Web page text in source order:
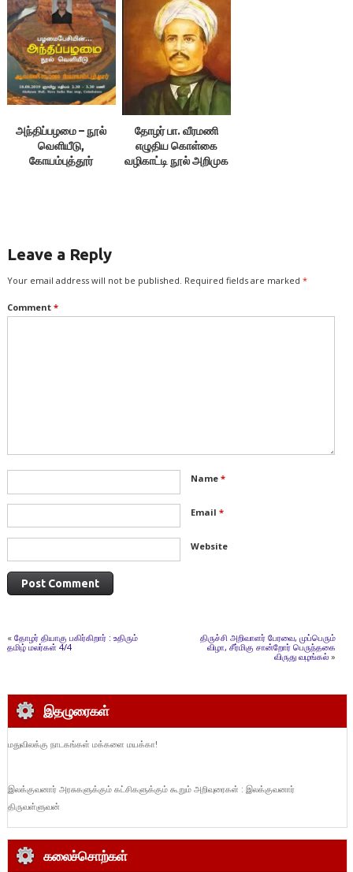
அந்திப்பழமை – நூல்
வெளியீடு,
கோயம்புத்தூர்
தோழர் பா. வீரமணி
எழுதிய கொள்கை
வழிகாட்டி நூல் அறிமுக
Leave a Reply
Your email address will not be published. Required fields are marked *
Comment *
Name *
Email *
Website
« தோழர் தியாகு பகிர்கிறார் : உதிரும்
தமிழ் மலர்கள் 4/4
திருச்சி அறிவாளர் பேரவை, முப்பெரும்
விழா, சீர்மிகு சான்றோர் பெருந்தகை
விருது வழங்கல் »
இதழுரைகள்
மதுவிலக்கு நாடகங்கள் மக்களை மயக்கா!
இலக்குவனார் அரசுகளுக்கும் கட்சிகளுக்கும் கூறும் அறிவுரைகள் : இலக்குவனார்
திருவள்ளுவன்
கலைச்சொற்கள்